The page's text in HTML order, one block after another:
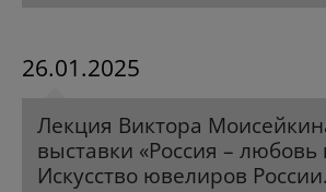
26.01.2025
Лекция Виктора
выставки «Россия – любовь
Искусство ювелиров